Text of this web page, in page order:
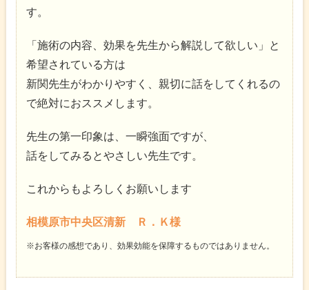
す。
「施術の内容、効果を先生から解説して欲しい」と
希望されている方は
新関先生がわかりやすく、親切に話をしてくれるの
で絶対におススメします。
先生の第一印象は、一瞬強面ですが、
話をしてみるとやさしい先生です。
これからもよろしくお願いします
相模原市中央区清新 Ｒ．Ｋ様
※お客様の感想であり、効果効能を保障するものではありません。